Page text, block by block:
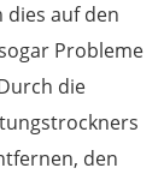
dies auf den
Probleme
die
den